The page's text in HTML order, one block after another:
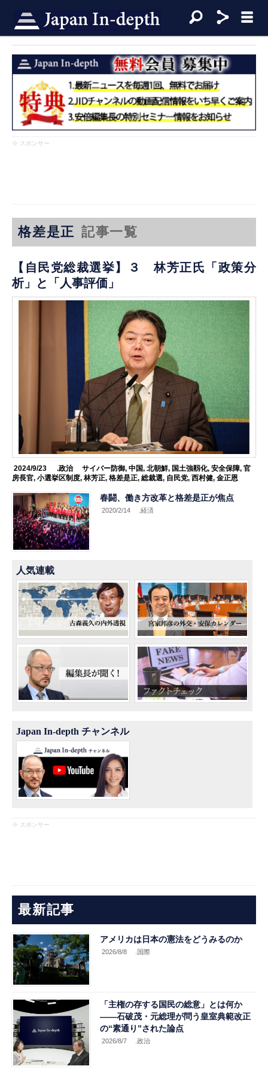
※ スポンサー
格差是正 記事一覧
【自民党総裁選挙】３ 林芳正氏「政策分
析」と「人事評価」
2024/9/23 .政治 サイバー防御, 中国, 北朝鮮, 国土強靱化, 安全保障, 官
房長官,小選挙区制度,林芳正,格差是正,総裁選, 自民党,西村健,金正恩
春闘、働き方改革と格差是正が焦点
2020/2/14 .経済
人気連載
Japan In-depth チャンネル
※ スポンサー
最新記事
アメリカは日本の憲法をどうみるのか
2026/8/8 .国際
「主権の存する国民の総意」とは何か
――石破茂・元総理が問う皇室典範改正
の“素通り”された論点
2026/8/7 .政治